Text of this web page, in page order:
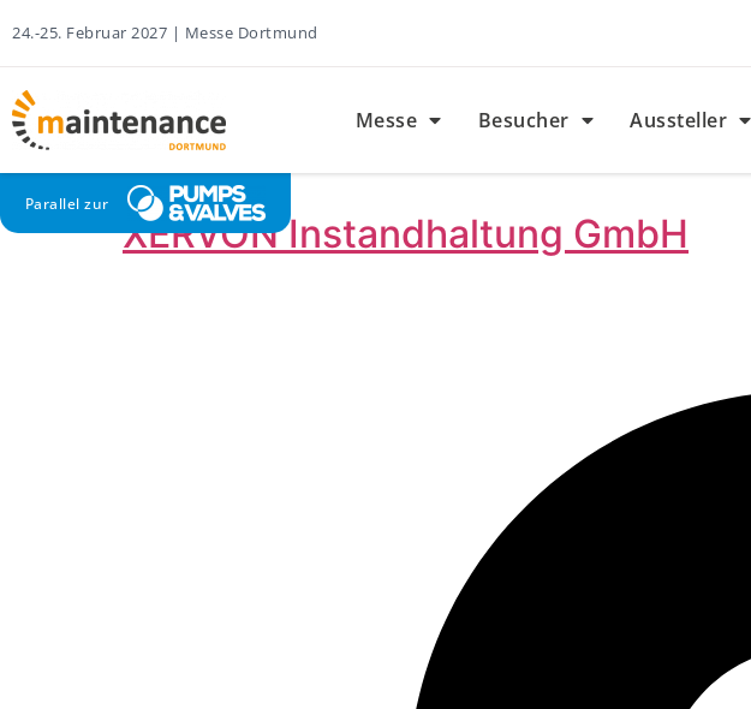
24.-25. Februar 2027 | Messe Dortmund
Messe Besucher Aussteller
Parallel zur
XERVON Instandhaltung GmbH